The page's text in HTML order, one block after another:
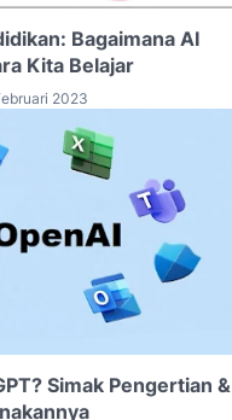
Bagaimana AI
Kita Belajar
2023
Simak Pengertian &